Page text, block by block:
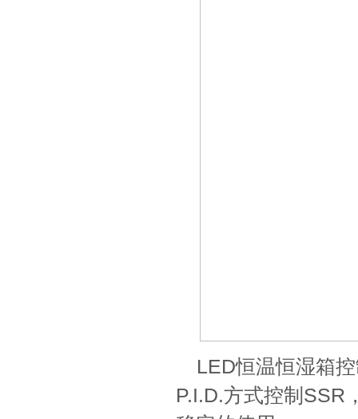
LED恒温恒湿箱
P.I.D.方式控制SSR